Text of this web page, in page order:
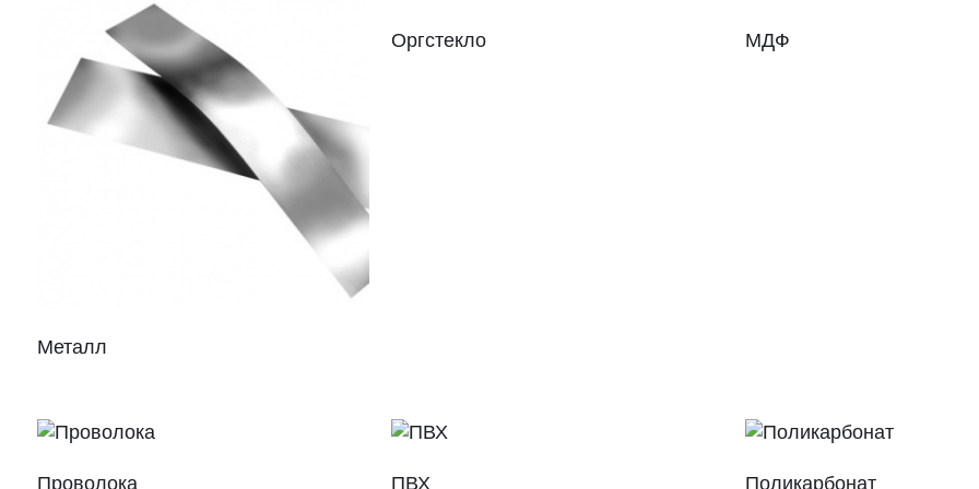
Металл
Оргстекло МДФ
Проволока ПВХ Поликарбонат